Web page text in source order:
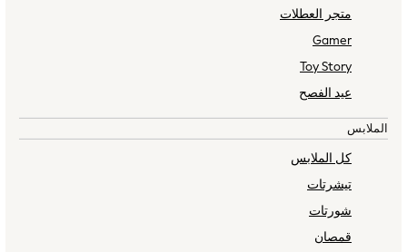
Angel & Rocket
Baker by Ted Baker
JoJo Maman Bébé
Laura Ashley
Lipsy Girl
Monsoon
Nike
River Island
SmALLSAINTS
Tommy Hilfiger
متجر العطلات
Gamer
Toy Story
عيد الفصح
الملابس
كل الملابس
تيشرتات
شورتات
قمصان